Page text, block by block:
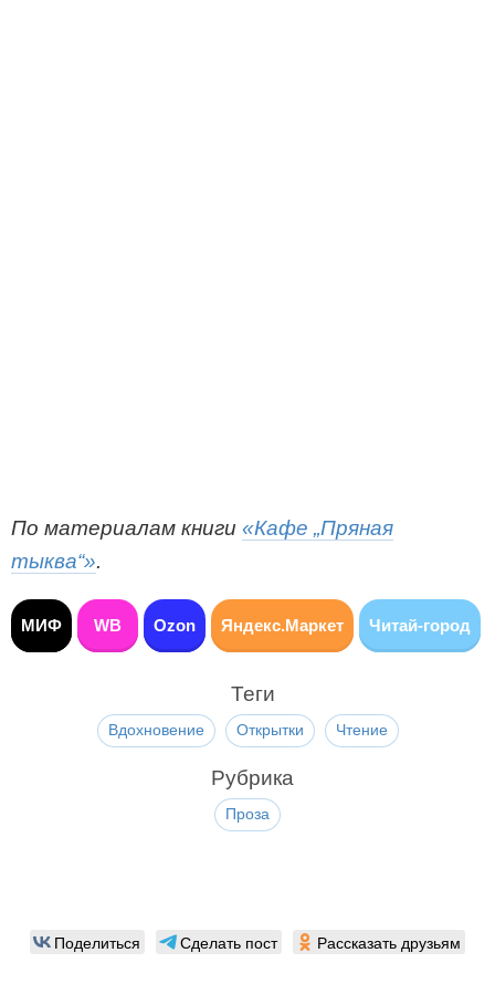
По материалам книги «Кафе „Пряная
тыква“».
МИФ WB Ozon Яндекс.Маркет Читай-город
Теги
Вдохновение Открытки Чтение
Рубрика
Проза
Поделиться Сделать пост Рассказать друзьям